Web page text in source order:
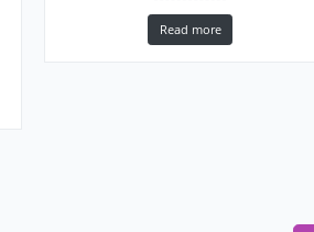
Read more